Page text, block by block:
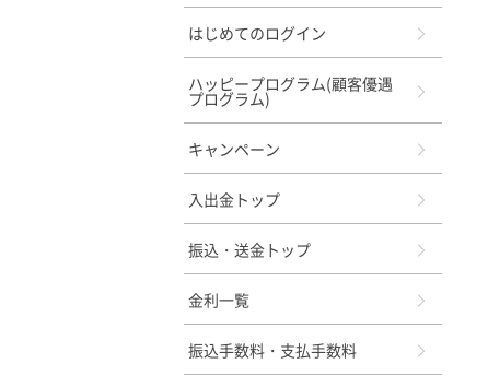
はじめてのログイン
ハッピープログラム(顧客優遇
プログラム)
キャンペーン
入出金トップ
振込・送金トップ
金利一覧
振込手数料・支払手数料